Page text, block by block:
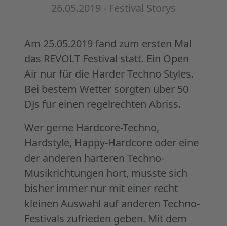
26.05.2019 - Festival Storys
Am 25.05.2019 fand zum ersten Mal
das REVOLT Festival statt. Ein Open
Air nur für die Harder Techno Styles.
Bei bestem Wetter sorgten über 50
DJs für einen regelrechten Abriss.
Wer gerne Hardcore-Techno,
Hardstyle, Happy-Hardcore oder eine
der anderen härteren Techno-
Musikrichtungen hört, musste sich
bisher immer nur mit einer recht
kleinen Auswahl auf anderen Techno-
Festivals zufrieden geben. Mit dem